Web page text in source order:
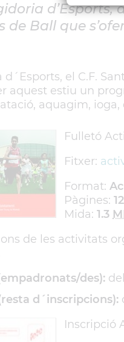
de Ball que
d´Esports, el C.F.
aquest estiu un
aquagim,
Fulletó
Fitxer:
Format:
Pàgines: 12
Mida: 1.3
de les activitats
des):
d´inscripcions):
Inscripció